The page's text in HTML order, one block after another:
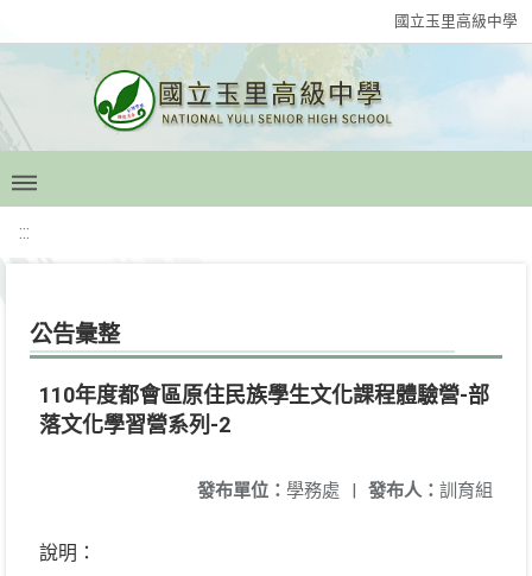
國立玉里高級中學
:::
公告彙整
110年度都會區原住民族學生文化課程體驗營-部
落文化學習營系列-2
發布人： 訓育組
發布單位： 學務處 |
說明：